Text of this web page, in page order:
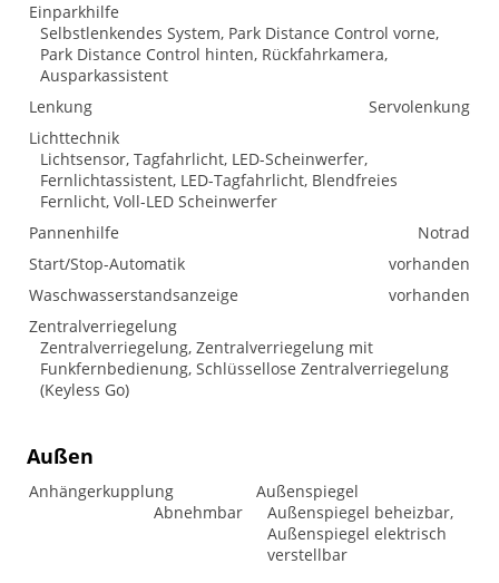
Einparkhilfe
Selbstlenkendes System, Park Distance Control vorne,
Park Distance Control hinten, Rückfahrkamera,
Ausparkassistent
Lenkung
Servolenkung
Lichttechnik
Lichtsensor, Tagfahrlicht, LED-Scheinwerfer,
Fernlichtassistent, LED-Tagfahrlicht, Blendfreies
Fernlicht, Voll-LED Scheinwerfer
Pannenhilfe
Notrad
Start/Stop-Automatik
vorhanden
Waschwasserstandsanzeige
vorhanden
Zentralverriegelung
Zentralverriegelung, Zentralverriegelung mit
Funkfernbedienung, Schlüssellose Zentralverriegelung
(Keyless Go)
Außen
Anhängerkupplung
Abnehmbar
Außenspiegel
Außenspiegel beheizbar,
Außenspiegel elektrisch
verstellbar